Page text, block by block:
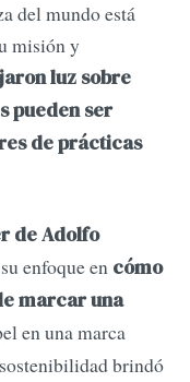
del mundo está
misión y
luz sobre
pueden ser
de prácticas
de Adolfo
enfoque en cómo
marcar una
en una marca
brindó